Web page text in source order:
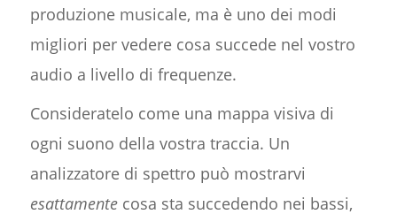
produzione musicale, ma è uno dei modi
migliori per vedere cosa succede nel vostro
audio a livello di frequenze.
Consideratelo come una mappa visiva di
ogni suono della vostra traccia. Un
analizzatore di spettro può mostrarvi
esattamentecosa sta succedendo nei bassi,